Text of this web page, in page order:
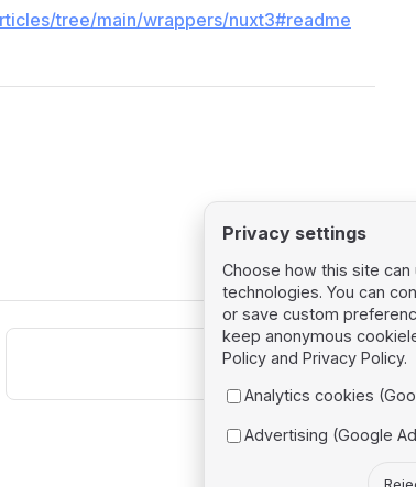
tree/main/wrappers/nuxt3#readme
Next page
Nuxt 4
Privacy settings
Choose how this site
technologies. You can
or save custom
keep anonymous
Policy and Privacy Policy.
Analytics cookies
Advertising (Google